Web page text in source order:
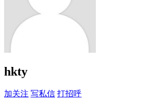
hkty
加关注 写私信 打招呼